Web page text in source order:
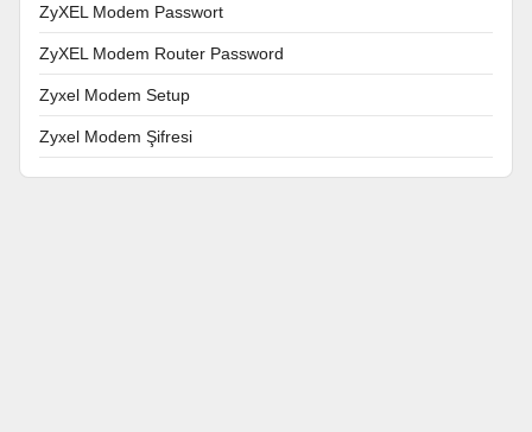
ZyXEL Modem Passwort
ZyXEL Modem Router Password
Zyxel Modem Setup
Zyxel Modem Şifresi